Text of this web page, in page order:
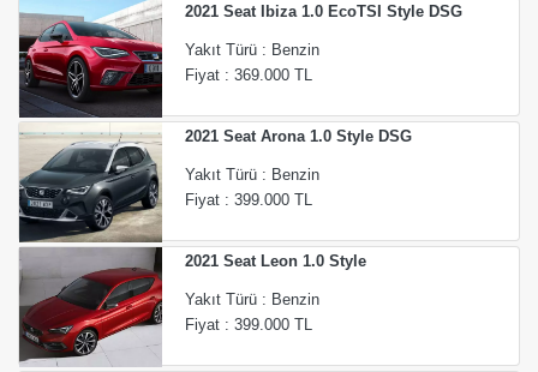
2021 Seat Ibiza 1.0 EcoTSI Style DSG
Yakıt Türü : Benzin
Fiyat : 369.000 TL
2021 Seat Arona 1.0 Style DSG
Yakıt Türü : Benzin
Fiyat : 399.000 TL
2021 Seat Leon 1.0 Style
Yakıt Türü : Benzin
Fiyat : 399.000 TL